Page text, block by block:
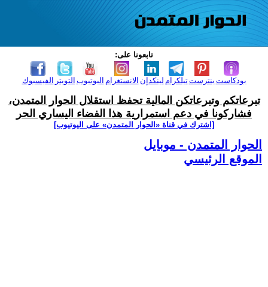
تابعونا على:
الفيسبوك التويتر اليوتيوب الانستغرام لينكدإن تيلكرامبنترست بودكاست
تبرعاتكم وتبرعاتكن المالية تحفظ استقلال الحوار المتمدن،
فشاركونا في دعم استمرارية هذا الفضاء اليساري الحر
[اشترك في قناة ‫«الحوار المتمدن» على اليوتيوب]
الحوار المتمدن - موبايل
الموقع الرئيسي